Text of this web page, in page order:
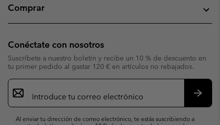
Comprar
Conéctate con nosotros
Suscríbete a nuestro boletín y recibe un 10 % de descuento en
tu primer pedido al gastar 120 € en artículos no rebajados.
Suscripción
de
correo
Al enviar tu dirección de correo electrónico, te estás suscribiendo a